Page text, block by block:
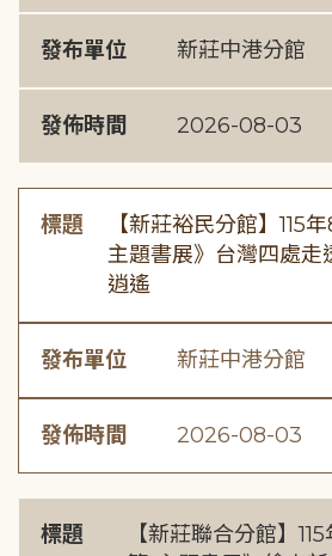
發布單位 新莊中港分館
發佈時間 2026-08-03
標題
【新莊裕民分館】115
主題書展》台灣四處走
逍遙
發布單位 新莊中港分館
發佈時間 2026-08-03
標題
【新莊聯合分館】